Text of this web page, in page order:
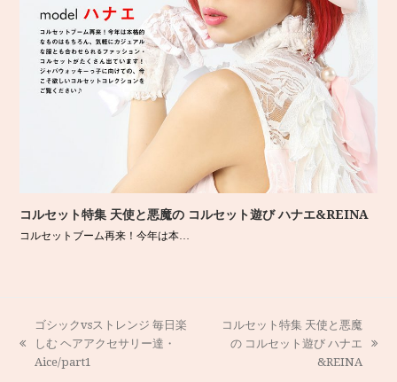
コルセット特集 天使と悪魔の コルセット遊び ハナエ&REINA
コルセットブーム再来！今年は本…
previous
post:
ゴシックvsストレンジ 毎日楽
しむ ヘアアクセサリー達・
Aice/part1
next
コルセット特集 天使と悪魔
の コルセット遊び ハナエ
&REINA